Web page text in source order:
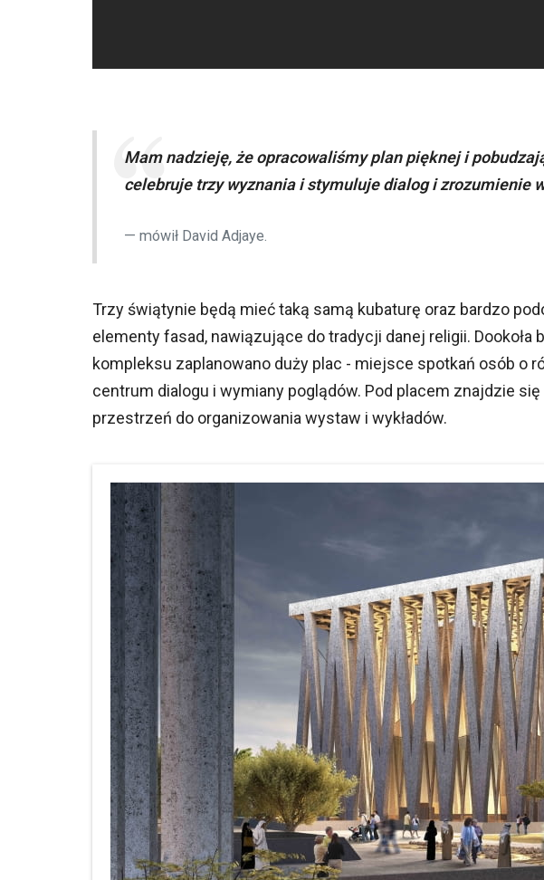
Mam nadzieję, że opracowaliśmy plan pięknej i
celebruje trzy wyznania i stymuluje dialog i zrozumienie
mówił David Adjaye.
Trzy świątynie będą mieć taką samą kubaturę oraz bardzo
elementy fasad, nawiązujące do tradycji danej religii. Dookoła
kompleksu zaplanowano duży plac - miejsce spotkań osób o
centrum dialogu i wymiany poglądów. Pod placem znajdzie
przestrzeń do organizowania wystaw i wykładów.